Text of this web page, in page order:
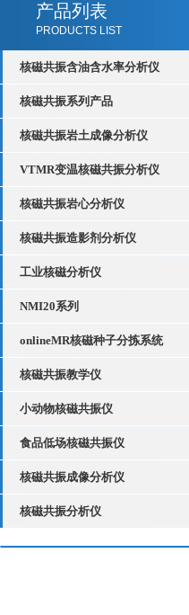
产品列表
PRODUCTS LIST
核磁共振含油含水率分析仪
核磁共振系列产品
核磁共振岩土成像分析仪
VTMR变温核磁共振分析仪
核磁共振岩心分析仪
核磁共振造影剂分析仪
工业核磁分析仪
NMI20系列
onlineMR核磁种子分拣系统
核磁共振教学仪
小动物核磁共振仪
食品低场核磁共振仪
核磁共振成像分析仪
核磁共振分析仪